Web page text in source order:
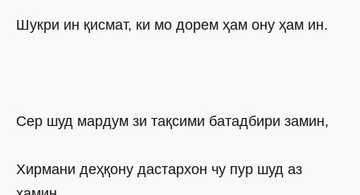
Шукри ин қисмат, ки мо дорем ҳам ону ҳам ин.
Сер шуд мардум зи тақсими батадбири замин,
Хирмани деҳқону дастархон чу пур шуд аз